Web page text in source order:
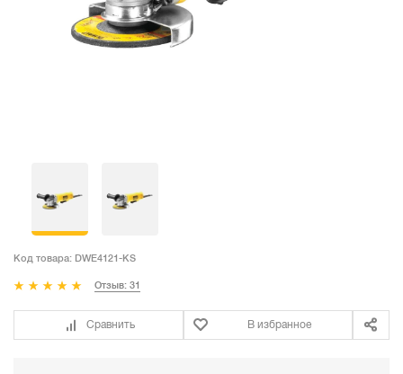
Код товара: DWE4121-KS
Отзыв: 31
Сравнить В избранное